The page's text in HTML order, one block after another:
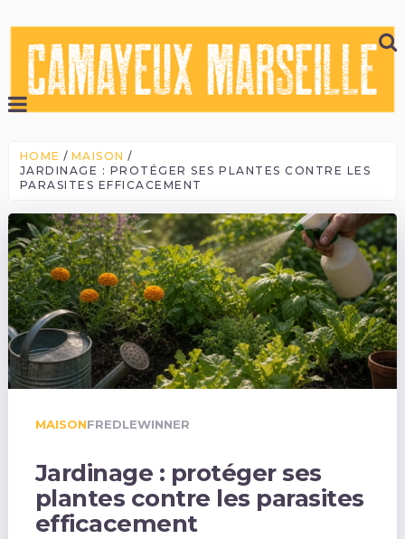
HOME
MAISON
JARDINAGE : PROTÉGER SES PLANTES CONTRE LES
PARASITES EFFICACEMENT
MAISONFREDLEWINNER
Jardinage : protéger ses
plantes contre les parasites
efficacement